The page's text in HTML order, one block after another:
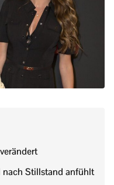
Stillstand anfühlt